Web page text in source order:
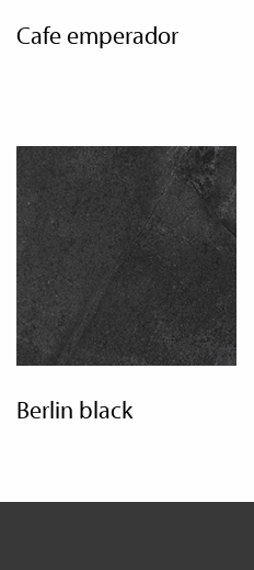
cafe emperador
berlin black